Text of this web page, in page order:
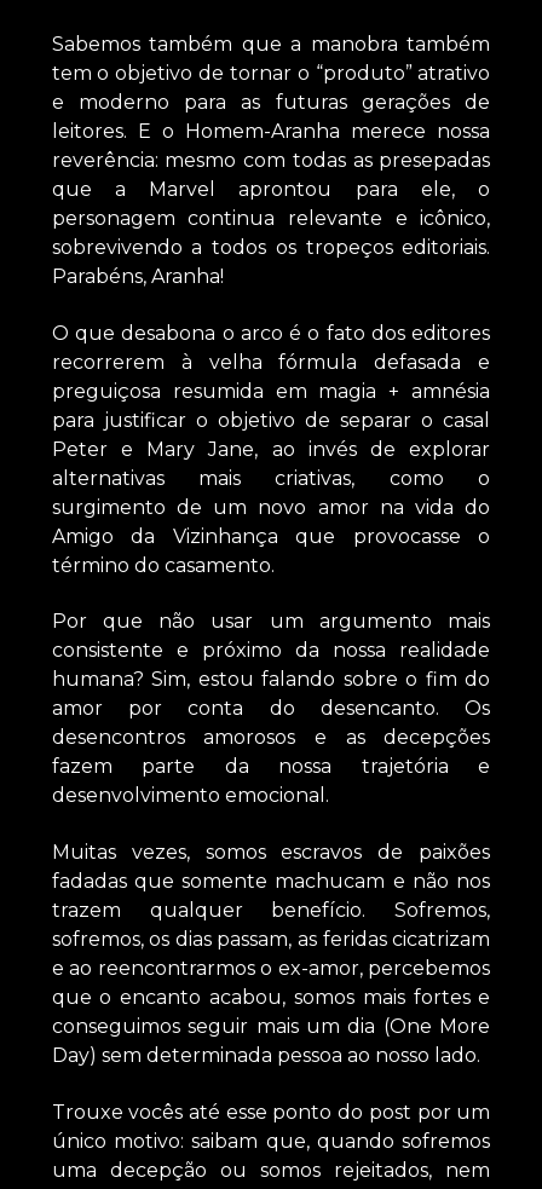
Sabemos também que a manobra também
tem o objetivo de tornar o “produto” atrativo
e moderno para as futuras gerações de
leitores. E o Homem-Aranha merece nossa
reverência: mesmo com todas as presepadas
que a Marvel aprontou para ele, o
personagem continua relevante e icônico,
sobrevivendo a todos os tropeços editoriais.
Parabéns, Aranha!
O que desabona o arco é o fato dos editores
recorrerem à velha fórmula defasada e
preguiçosa resumida em magia + amnésia
para justificar o objetivo de separar o casal
Peter e Mary Jane, ao invés de explorar
alternativas mais criativas, como o
surgimento de um novo amor na vida do
Amigo da Vizinhança que provocasse o
término do casamento.
Por que não usar um argumento mais
consistente e próximo da nossa realidade
humana? Sim, estou falando sobre o fim do
amor por conta do desencanto. Os
desencontros amorosos e as decepções
fazem parte da nossa trajetória e
desenvolvimento emocional.
Muitas vezes, somos escravos de paixões
fadadas que somente machucam e não nos
trazem qualquer benefício. Sofremos,
sofremos, os dias passam, as feridas cicatrizam
e ao reencontrarmos o ex-amor, percebemos
que o encanto acabou, somos mais fortes e
conseguimos seguir mais um dia (One More
Day) sem determinada pessoa ao nosso lado.
Trouxe vocês até esse ponto do post por um
único motivo: saibam que, quando sofremos
uma decepção ou somos rejeitados, nem